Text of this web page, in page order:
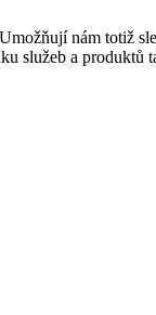
nám totiž
služeb a produktů